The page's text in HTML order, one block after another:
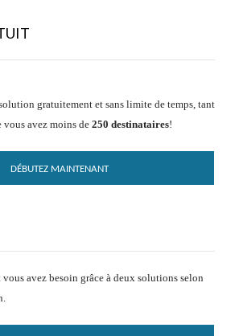
gratuitement et sans limite de temps, tant
vous avez moins de 250 destinataires!
DÉBUTEZ MAINTENANT
avez besoin grâce à deux solutions selon